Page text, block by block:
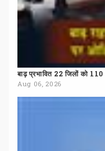
बाढ़ प्रभावित 22 जिलों को 110
Aug 06, 2026